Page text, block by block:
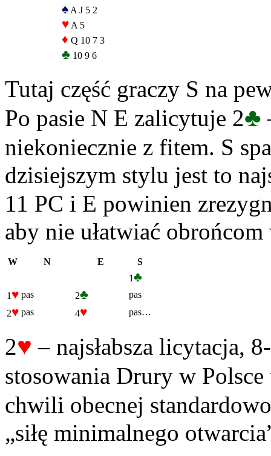
♠ A J 5 2
♥ A 5
♦ Q 10 7 3
♣ 10 9 6
Tutaj część graczy S na
Po pasie N E zalicytuje 2♣
niekoniecznie z fitem. S
dzisiejszym stylu jest to
11 PC i E powinien
aby nie ułatwiać
W N E
S
1♣
1 ♥ pas 2♣
pas
2♥ pas 4♥ pas…
2♥ – najsłabsza licytacja,
stosowania Drury w
chwili obecnej
„siłę minimalnego